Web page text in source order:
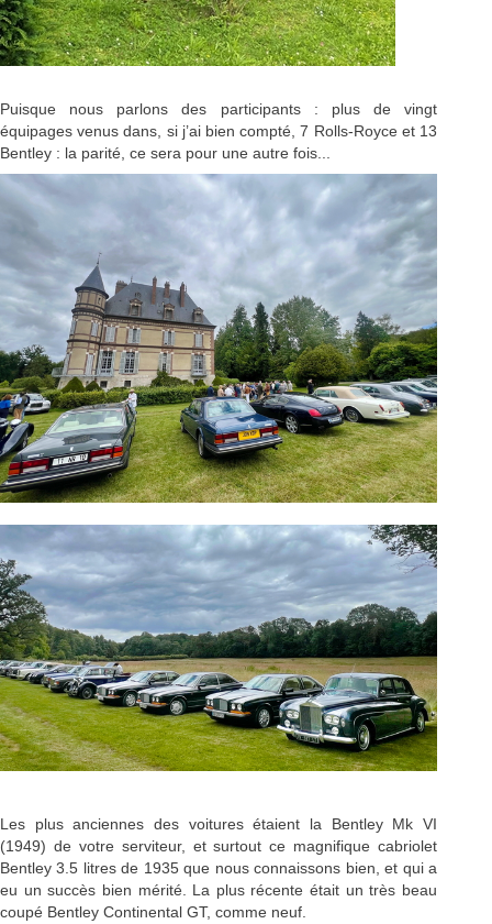
Puisque nous parlons des participants : plus de vingt
équipages venus dans, si j’ai bien compté, 7 Rolls-Royce et 13
Bentley : la parité, ce sera pour une autre fois...
Les plus anciennes des voitures étaient la Bentley Mk VI
(1949) de votre serviteur, et surtout ce magnifique cabriolet
Bentley 3.5 litres de 1935 que nous connaissons bien, et qui a
eu un succès bien mérité. La plus récente était un très beau
coupé Bentley Continental GT, comme neuf.